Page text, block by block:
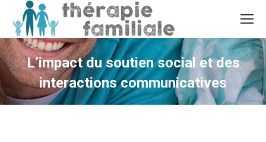
L’impact du soutien social et des
interactions communicatives
Vous êtes ici :